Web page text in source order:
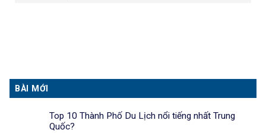
BÀI MỚI
Top 10 Thành Phố Du Lịch nổi tiếng nhất Trung
Quốc?